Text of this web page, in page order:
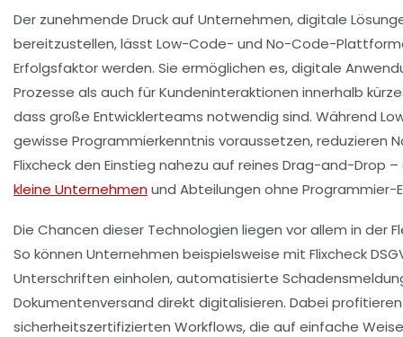
Der zunehmende Druck auf Unternehmen, digitale
bereitzustellen, lässt Low-Code- und No-Code-
Erfolgsfaktor werden. Sie ermöglichen es, digitale
Prozesse als auch für Kundeninteraktionen innerhalb
dass große Entwicklerteams notwendig sind. Während
gewisse Programmierkenntnis voraussetzen, reduzieren
Flixcheck den Einstieg nahezu auf reines Drag-and-Drop
kleine Unternehmenund Abteilungen ohne Programmier-
Die Chancen dieser Technologien liegen vor allem in der
So können Unternehmen beispielsweise mit Flixcheck
Unterschriften einholen, automatisierte
Dokumentenversand direkt digitalisieren. Dabei
sicherheitszertifizierten Workflows, die auf einfache